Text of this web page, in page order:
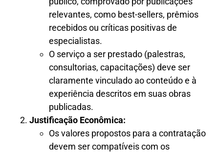
relevantes, como best-sellers, prêmios
recebidos ou críticas positivas de
especialistas.
O serviço a ser prestado (palestras,
consultorias, capacitações) deve ser
claramente vinculado ao conteúdo e à
experiência descritos em suas obras
publicadas.
Justificação Econômica:
Os valores propostos para a contratação
devem ser compatíveis com os